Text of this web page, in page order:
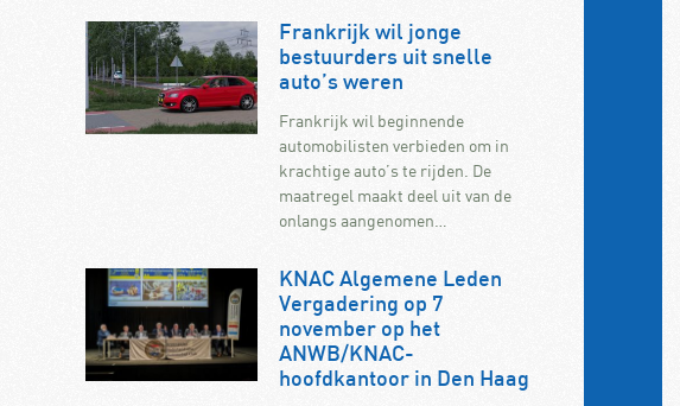
Frankrijk wil jonge
bestuurders uit snelle
auto’s weren
Frankrijk wil beginnende
automobilisten verbieden om in
krachtige auto’s te rijden. De
maatregel maakt deel uit van de
onlangs aangenomen…
KNAC Algemene Leden
Vergadering op 7
november op het
ANWB/KNAC-
hoofdkantoor in Den Haag